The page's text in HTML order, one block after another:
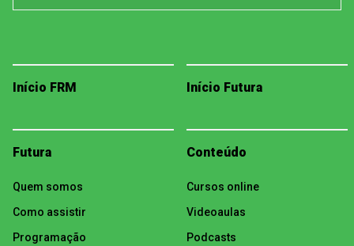
Início FRM Início Futura
Futura
Quem somos
Como assistir
Programação
Conteúdo
Cursos online
Videoaulas
Podcasts